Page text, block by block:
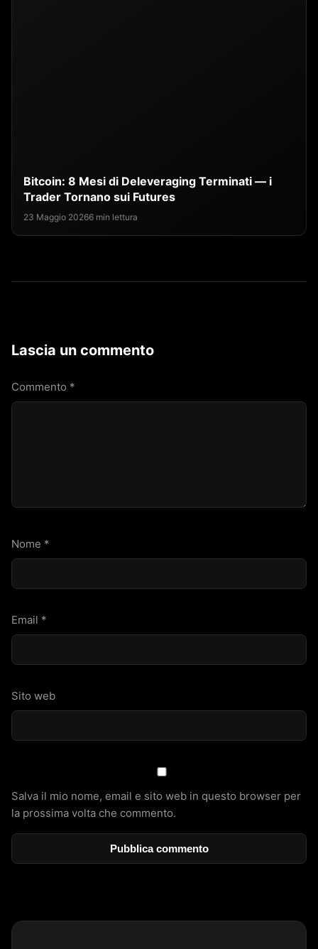
Bitcoin: 8 Mesi di Deleveraging Terminati — i
Trader Tornano sui Futures
23 Maggio 20266 min lettura
Lascia un commento
Commento *
Nome *
Email *
Sito web
Salva il mio nome, email e sito web in questo browser per
la prossima volta che commento.